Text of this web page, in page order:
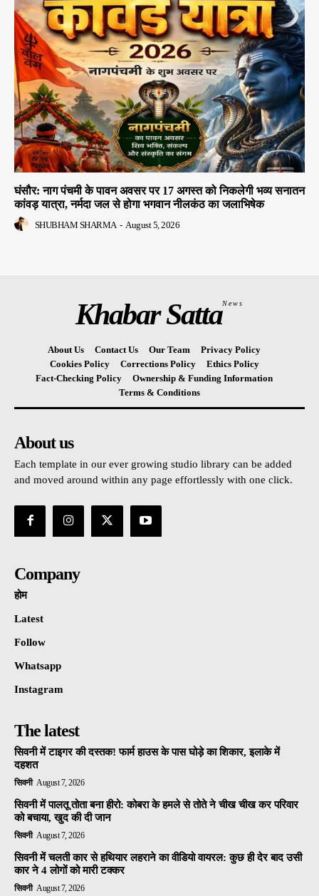
घंसौर: नाग पंचमी के पावन अवसर पर 17 अगस्त को निकलेगी भव्य सनातन
कांवड़ यात्रा, नर्मदा जल से होगा भगवान नीलकंठ का जलाभिषेक
SHUBHAM SHARMA - August 5, 2026
Khabar SattaNews
About Us Contact Us Our Team
Privacy Policy
Cookies Policy
Corrections Policy
Ethics Policy
Fact-Checking Policy
Ownership & Funding Information
Terms & Conditions
About us
Each template in our ever growing studio library can be added
and moved around within any page effortlessly with one click.
Company
होम
Latest
Follow
Whatsapp
Instagram
The latest
सिवनी में टाइगर की दस्तक! फार्म हाउस के पास घोड़े का शिकार, इलाके में
दहशत
सिवनी August 7, 2026
सिवनी में पालतू तोता बना हीरो: कोबरा के हमले से तोते ने चीख चीख कर परिवार
को बचाया, खुद की दी जान
सिवनी August 7, 2026
सिवनी में चलती कार से हथियार लहराने का वीडियो वायरल: कुछ ही देर बाद उसी
कार ने 4 लोगों को मारी टक्कर
सिवनी August 7, 2026